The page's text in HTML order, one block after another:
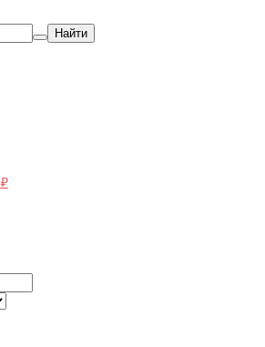
Найти
₽